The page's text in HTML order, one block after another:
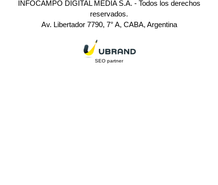
INFOCAMPO DIGITAL MEDIA S.A. - Todos los derechos
reservados.
Av. Libertador 7790, 7° A, CABA, Argentina
SEO partner